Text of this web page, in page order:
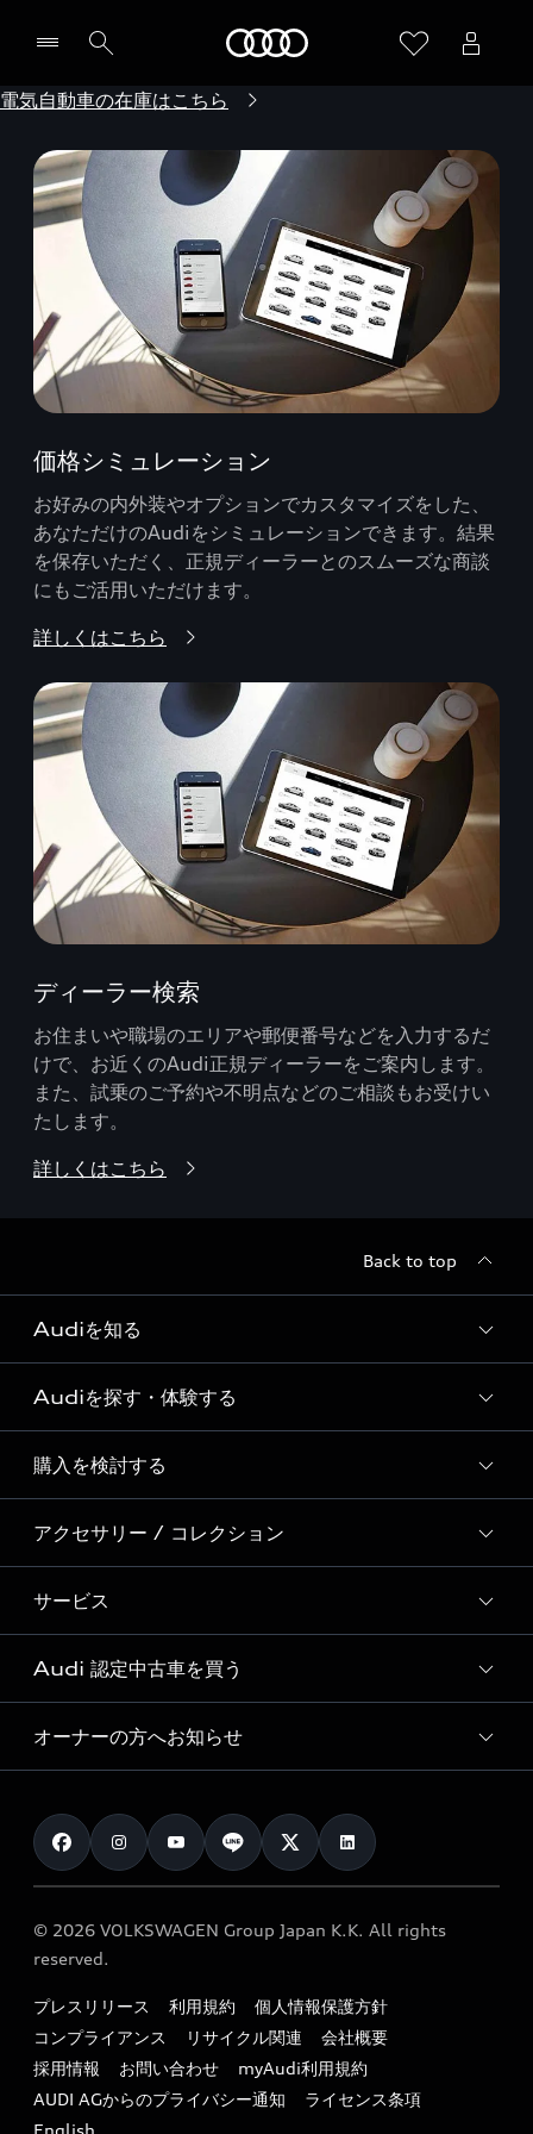
電気自動車の在庫はこちら
価格シミュレーション
お好みの内外装やオプションでカスタマイズをした、
あなただけのAudiをシミュレーションできます。結果
を保存いただく、正規ディーラーとのスムーズな商談
にもご活用いただけます。
詳しくはこちら
ディーラー検索
お住まいや職場のエリアや郵便番号などを入力するだ
けで、お近くのAudi正規ディーラーをご案内します。
また、試乗のご予約や不明点などのご相談もお受けい
たします。
詳しくはこちら
Back to top
Audiを知る
Audi ブランド
Story of Progress
Audi Sport
Formula 1®
デジタルサービス
Audiを探す・体験する
ディーラー検索
新車在庫検索
試乗車・展示車検索
見積り依頼
試乗予約
購入を検討する
モデル一覧
特別仕様モデル / 限定モデル
e-tronラインアップ
価格シミュレーション
車両比較
カタログ一覧
アクセサリー / コレクション
純正アクセサリー
オンラインショップ
Audi collection
アウディナビアプリ
サービス
サービス入庫予約
サービスプログラム
メンテナンス
車検 / 定期点検
e-tronアフターサポート
myAudi
Audi 認定中古車を買う
Audi認定中古車
クオリティ
保証
メンテナンス
ファイナンス
キャンペーン / イベント
買取査定
オーナーの方へお知らせ
お知らせ
オーナー様向けキャンペーン
特定整備適用車一覧
リサイクル法
よくある質問（FAQ）
© 2026 VOLKSWAGEN Group Japan K.K. All rights
reserved.
プレスリリース 利用規約
個人情報保護方針
コンプライアンス
リサイクル関連
会社概要
採用情報
お問い合わせ
myAudi利用規約
AUDI AGからのプライバシー通知
ライセンス条項
English